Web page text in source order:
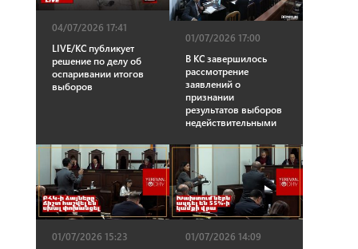
04/07/2026 17:41
LIVE/КС публикует
решение по делу об
оспаривании итогов
выборов
01/07/2026 17:00
В КС завершилось
рассмотрение
заявлений о
признании
результатов выборов
недействительными
01/07/2026 15:23
01/07/2026 14:09